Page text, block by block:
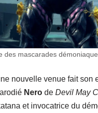
des mascarades
nouvelle venue fait son
Nero de Devil May
et invocatrice du